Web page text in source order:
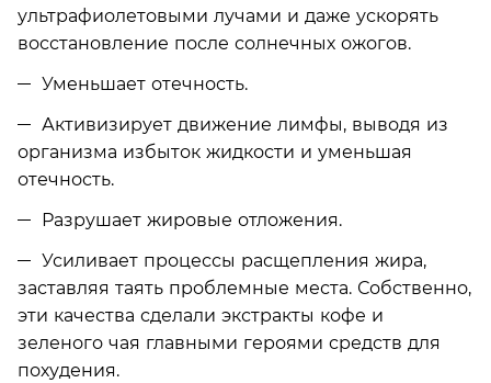
ультрафиолетовыми лучами и даже ускорять
восстановление после солнечных ожогов.
Уменьшает отечность.
Активизирует движение лимфы, выводя из
организма избыток жидкости и уменьшая
отечность.
Разрушает жировые отложения.
Усиливает процессы расщепления жира,
заставляя таять проблемные места. Собственно,
эти качества сделали экстракты кофе и
зеленого чая главными героями средств для
похудения.